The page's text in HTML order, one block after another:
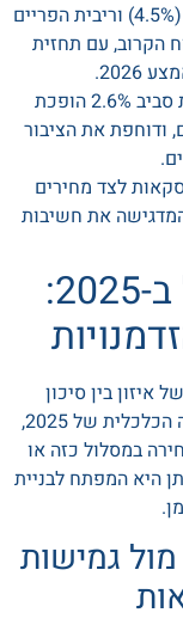
ריבית בנק ישראל (4.5%) וריבית הפריים
הקרוב, עם תחזית
אינפלציה שנתית סביב 2.6% הופכת
ודוחפת את הציבור
לצד מחירים
את חשיבות
אתגר בניית התמהיל ב-2025:
בין סיכון
לתשואה, בין יציבות לגמישות. אולם, בסביבה הכלכלית של 2025,
במסלול כזה או
היא המפתח לבניית
גמישות